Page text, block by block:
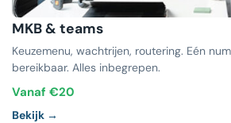
MKB & teams
Keuzemenu, wachtrijen, routering. Eén
bereikbaar. Alles inbegrepen.
Vanaf €20
Bekijk →